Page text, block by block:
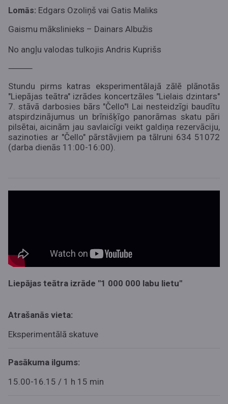
Lomās: Edgars Ozoliņš vai Gatis Maliks
Gaismu mākslinieks – Dainars Albužis
No angļu valodas tulkojis Andris Kuprišs
⸻
Stundu pirms katras eksperimentālajā zālē plānotās
"Liepājas teātra" izrādes koncertzāles "Lielais dzintars"
7. stāvā darbosies bārs "Čello"! Lai nesteidzīgi baudītu
atspirdzinājumus un brīnišķīgo panorāmas skatu pāri
pilsētai, aicinām jau savlaicīgi veikt galdiņa rezervāciju,
sazinoties ar "Čello" pārstāvjiem pa tālruni 634 51072
(darba dienās 11:00-16:00).
Liepājas teātra izrāde "1 000 000 labu lietu"
Atrašanās vieta:
Eksperimentālā skatuve
Pasākuma ilgums:
15.00-16.15 / 1 h 15 min